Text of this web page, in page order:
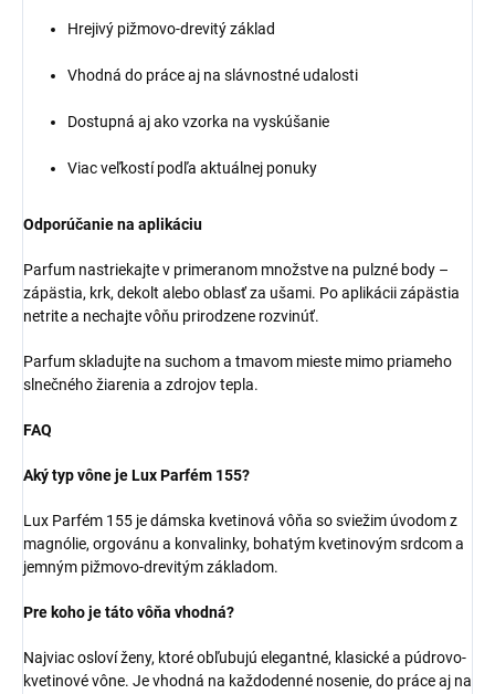
Hrejivý pižmovo-drevitý základ
Vhodná do práce aj na slávnostné udalosti
Dostupná aj ako vzorka na vyskúšanie
Viac veľkostí podľa aktuálnej ponuky
Odporúčanie na aplikáciu
Parfum nastriekajte v primeranom množstve na pulzné body –
zápästia, krk, dekolt alebo oblasť za ušami. Po aplikácii zápästia
netrite a nechajte vôňu prirodzene rozvinúť.
Parfum skladujte na suchom a tmavom mieste mimo priameho
slnečného žiarenia a zdrojov tepla.
FAQ
Aký typ vône je Lux Parfém 155?
Lux Parfém 155 je dámska kvetinová vôňa so sviežim úvodom z
magnólie, orgovánu a konvalinky, bohatým kvetinovým srdcom a
jemným pižmovo-drevitým základom.
Pre koho je táto vôňa vhodná?
Najviac osloví ženy, ktoré obľubujú elegantné, klasické a púdrovo-
kvetinové vône. Je vhodná na každodenné nosenie, do práce aj na